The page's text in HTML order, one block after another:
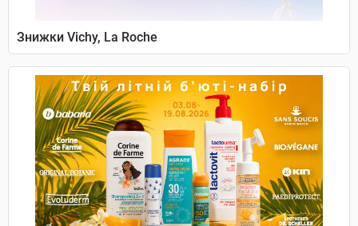
Знижки Vichy, La Roche